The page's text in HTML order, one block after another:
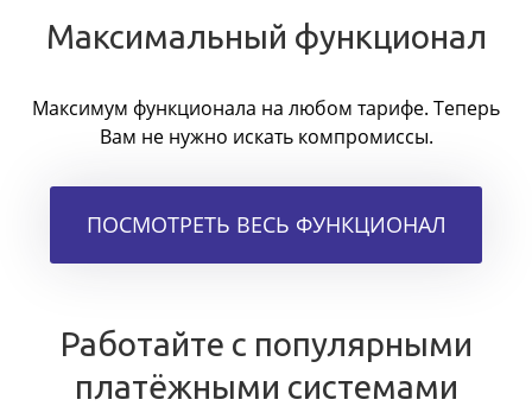
Максимальный функционал
Максимум функционала на любом тарифе. Теперь
Вам не нужно искать компромиссы.
ПОСМОТРЕТЬ ВЕСЬ ФУНКЦИОНАЛ
Работайте с популярными
платёжными системами